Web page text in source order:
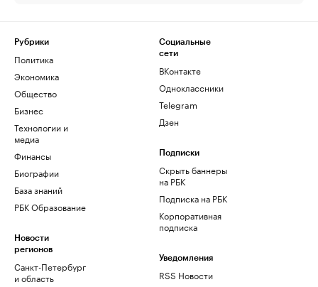
Рубрики
Политика
Экономика
Общество
Бизнес
Технологии и
медиа
Финансы
Биографии
База знаний
РБК Образование
Новости
регионов
Санкт-Петербург
и область
Социальные
сети
ВКонтакте
Одноклассники
Telegram
Дзен
Подписки
Скрыть баннеры
на РБК
Подписка на РБК
Корпоративная
подписка
Уведомления
RSS Новости